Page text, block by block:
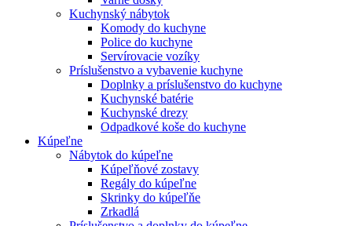
Kuchynský nábytok
Komody do kuchyne
Police do kuchyne
Servírovacie vozíky
Príslušenstvo a vybavenie kuchyne
Doplnky a príslušenstvo do kuchyne
Kuchynské batérie
Kuchynské drezy
Odpadkové koše do kuchyne
Kúpeľne
Nábytok do kúpeľne
Kúpeľňové zostavy
Regály do kúpeľne
Skrinky do kúpeľňe
Zrkadlá